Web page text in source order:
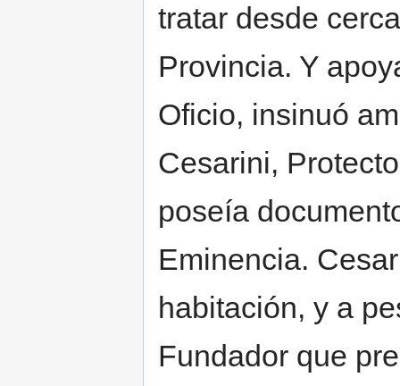
tratar desde
Provincia. Y
Oficio, insinuó
Cesarini,
poseía
Eminencia.
habitación, y a
Fundador que